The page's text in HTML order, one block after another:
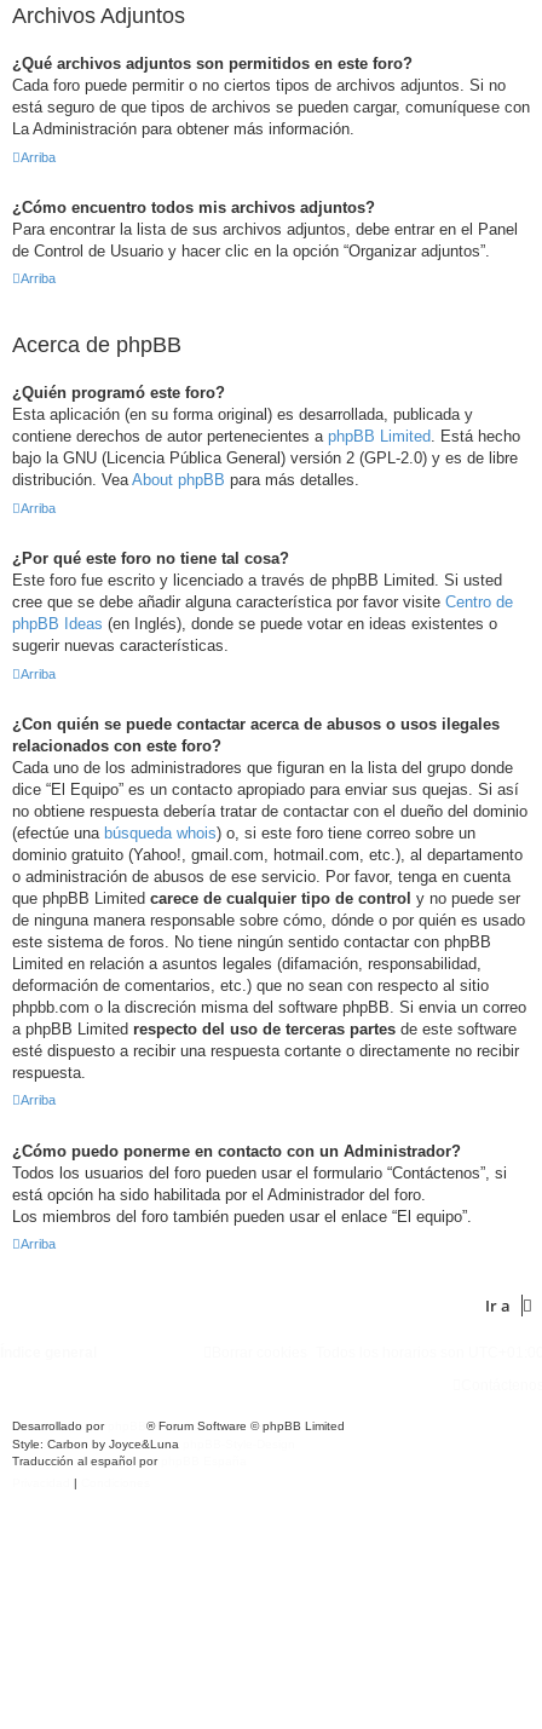
Archivos Adjuntos
¿Qué archivos adjuntos son permitidos en este foro?
Cada foro puede permitir o no ciertos tipos de archivos adjuntos. Si no
está seguro de que tipos de archivos se pueden cargar, comuníquese con
La Administración para obtener más información.
Arriba
¿Cómo encuentro todos mis archivos adjuntos?
Para encontrar la lista de sus archivos adjuntos, debe entrar en el Panel
de Control de Usuario y hacer clic en la opción “Organizar adjuntos”.
Arriba
Acerca de phpBB
¿Quién programó este foro?
Esta aplicación (en su forma original) es desarrollada, publicada y
contiene derechos de autor pertenecientes a phpBB Limited. Está hecho
bajo la GNU (Licencia Pública General) versión 2 (GPL-2.0) y es de libre
distribución. VeaAbout phpBB para más detalles.
Arriba
¿Por qué este foro no tiene tal cosa?
Este foro fue escrito y licenciado a través de phpBB Limited. Si usted
cree que se debe añadir alguna característica por favor visite Centro de
phpBB Ideas (en Inglés), donde se puede votar en ideas existentes o
sugerir nuevas características.
Arriba
¿Con quién se puede contactar acerca de abusos o usos ilegales
relacionados con este foro?
Cada uno de los administradores que figuran en la lista del grupo donde
dice “El Equipo” es un contacto apropiado para enviar sus quejas. Si así
no obtiene respuesta debería tratar de contactar con el dueño del dominio
(efectúe una búsqueda whois) o, si este foro tiene correo sobre un
dominio gratuito (Yahoo!, gmail.com, hotmail.com, etc.), al departamento
o administración de abusos de ese servicio. Por favor, tenga en cuenta
que phpBB Limited carece de cualquier tipo de control y no puede ser
de ninguna manera responsable sobre cómo, dónde o por quién es usado
este sistema de foros. No tiene ningún sentido contactar con phpBB
Limited en relación a asuntos legales (difamación, responsabilidad,
deformación de comentarios, etc.) que no sean con respecto al sitio
phpbb.com o la discreción misma del software phpBB. Si envia un correo
a phpBB Limited respecto del uso de terceras partes de este software
esté dispuesto a recibir una respuesta cortante o directamente no recibir
respuesta.
Arriba
¿Cómo puedo ponerme en contacto con un Administrador?
Todos los usuarios del foro pueden usar el formulario “Contáctenos”, si
está opción ha sido habilitada por el Administrador del foro.
Los miembros del foro también pueden usar el enlace “El equipo”.
Arriba
Ir a
Desarrollado por
® Forum Software © phpBB Limited
Style: Carbon by Joyce&Luna
Traducción al español por
|